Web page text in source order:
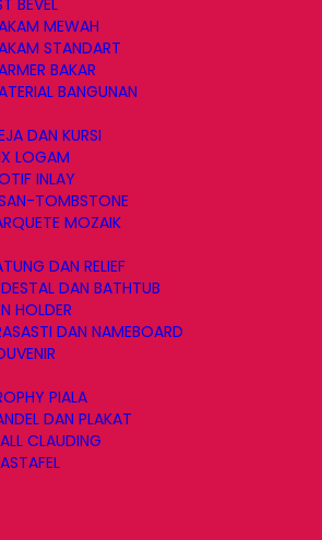
BEVEL
MEWAH
STANDART
BAKAR
BANGUNAN
DAN KURSI
LOGAM
INLAY
TOMBSTONE
MOZAIK
DAN RELIEF
DAN BATHTUB
HOLDER
DAN NAMEBOARD
PIALA
DAN PLAKAT
CLAUDING